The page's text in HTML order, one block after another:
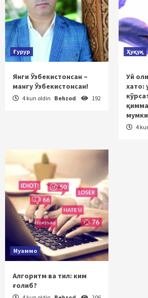
Ғурур
Янги Ўзбекистонсан –
мангу Ўзбекистонсан!
4 kun oldin Behzod 192
Ҳуқуқ
Уй
хато:
4
Муаммо
Алгоритм ва тил: ким
ғолиб?